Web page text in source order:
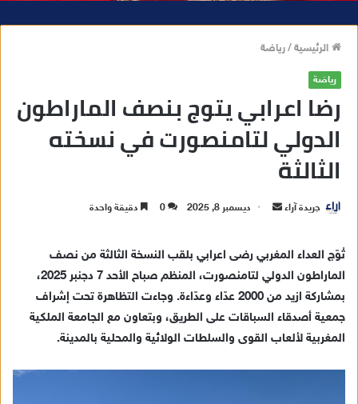
الرئيسية/رياضة
رياضة
رضا اعرابي يتوج بنصف الماراطون
الدولي لتامنصورت في نسخته
الثالثة
جريدة آراء
ب
ر
ي
د
ديسمبر 8, 2025 0 دقيقة واحدة
تُوّج العداء المغربي رضى اعرابي بلقب النسخة الثالثة من نصف
الماراطون الدولي لتامنصورت، المنظم صباح الأحد 7 دجنبر 2025،
بمشاركة ازيد من 2000 عدّاء وعدّاءة. وجاءت التظاهرة تحت إشراف
جمعية أصدقاء السباقات على الطريق، وبتعاون مع الجامعة الملكية
المغربية لألعاب القوى والسلطات الولائية والمحلية بالمدينة.